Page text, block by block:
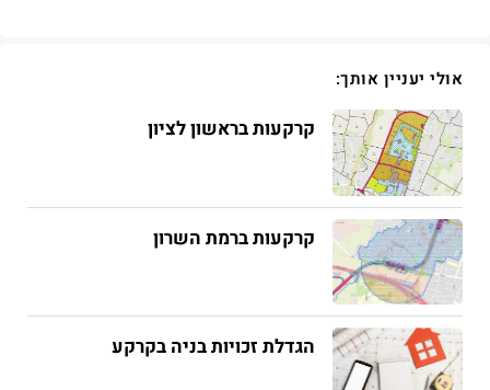
אולי יעניין אותך:
קרקעות בראשון לציון
קרקעות ברמת השרון
הגדלת זכויות בניה בקרקע